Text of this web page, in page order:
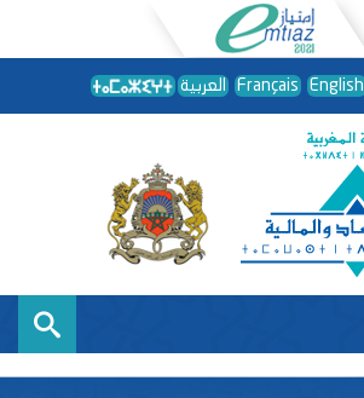
العربية Français English